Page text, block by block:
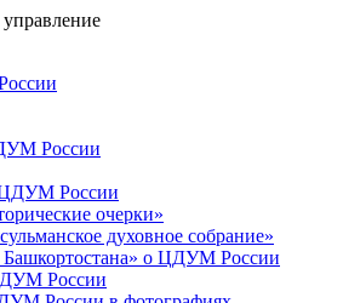
России
России
очерки»
духовное собрание»
Башкортостана» о ЦДУМ России
России